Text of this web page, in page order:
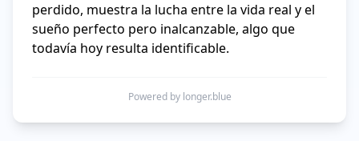
perdido, muestra la lucha entre la vida real y el
sueño perfecto pero inalcanzable, algo que
todavía hoy resulta identificable.
Powered by longer.blue